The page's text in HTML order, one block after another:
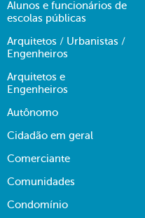
Alunos e funcionários de
escolas públicas
Arquitetos / Urbanistas /
Engenheiros
Arquitetos e
Engenheiros
Autônomo
Cidadão em geral
Comerciante
Comunidades
Condomínio